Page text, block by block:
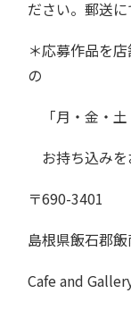
ださい。郵送に
＊応募作品を
の
「月・金・土
お持ち込みを
〒690-3401
島根県飯石郡
Cafe and